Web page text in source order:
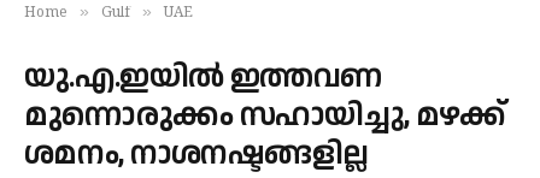
Home » Gulf » UAE
യു.എ.ഇയില്‍ ഇത്തവണ
മുന്നൊരുക്കം സഹായിച്ചു, മഴക്ക്
ശമനം, നാശനഷ്ടങ്ങളില്ല